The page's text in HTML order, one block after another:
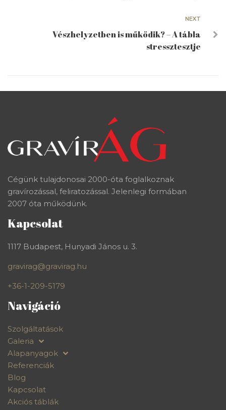
NEXT
Vészhelyzetben is működik? – A tábla
stressztesztje
Cégünk tulajdonosai 2000-óta foglalkoznak
gravírozással, feliratozással. Jelenlegi formában
2007 óta működünk.
Kapcsolat
1117 Budapest, Hunyadi János u. 3.
gravirag@gravirag.hu
+36-1-209-5179
Navigáció
Szolgáltatások
Galeria
Alapanyagok
Referenciák
Blog
Kapcsolat
Akciós táblák